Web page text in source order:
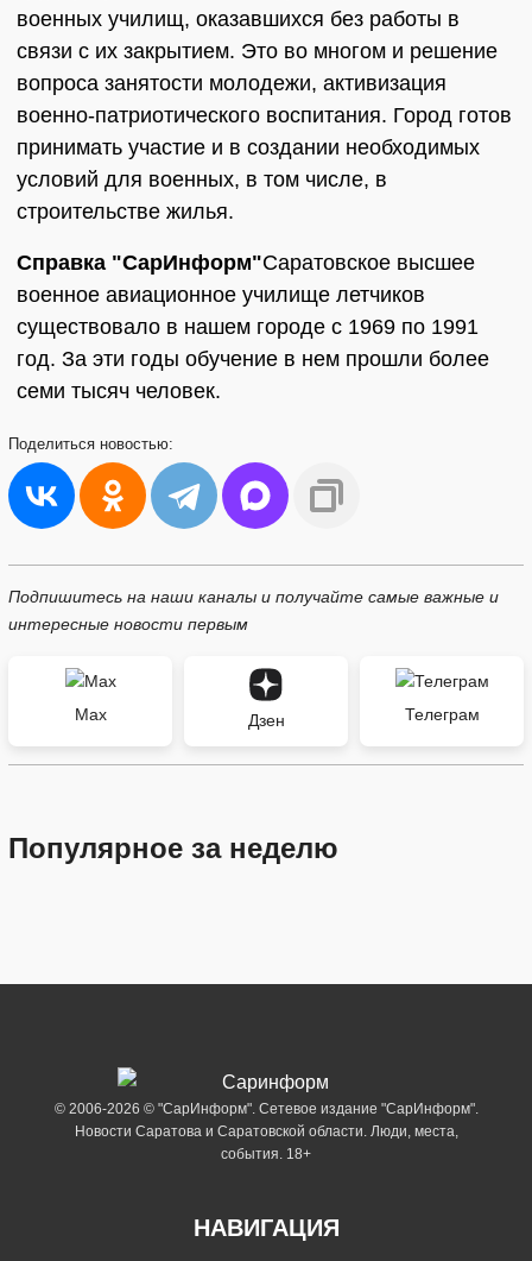
военных училищ, оказавшихся без работы в
связи с их закрытием. Это во многом и решение
вопроса занятости молодежи, активизация
военно-патриотического воспитания. Город готов
принимать участие и в создании необходимых
условий для военных, в том числе, в
строительстве жилья.
Справка "СарИнформ"Саратовское высшее
военное авиационное училище летчиков
существовало в нашем городе с 1969 по 1991
год. За эти годы обучение в нем прошли более
семи тысяч человек.
Поделиться новостью:
Подпишитесь на наши каналы и получайте самые важные и
интересные новости первым
Max Дзен Телеграм
Популярное за неделю
© 2006-2026 © "СарИнформ". Сетевое издание "СарИнформ".
Новости Саратова и Саратовской области. Люди, места,
события. 18+
НАВИГАЦИЯ